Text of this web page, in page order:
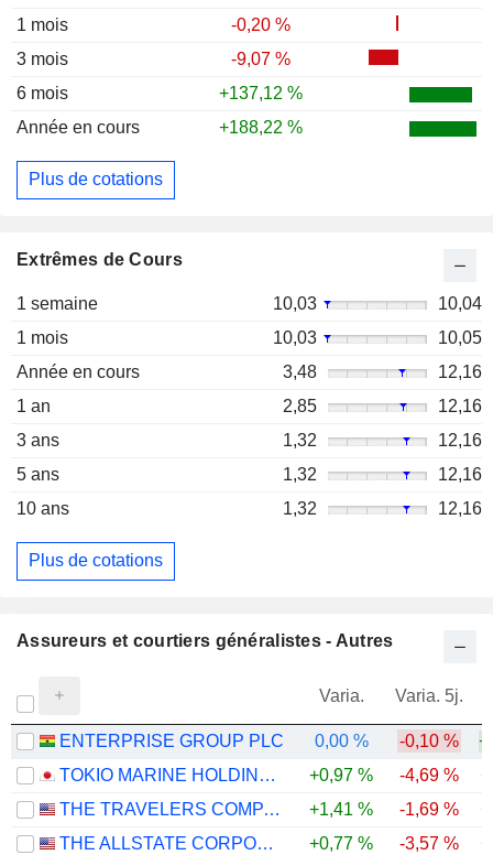
1 mois
-0,20 %
3 mois
-9,07 %
6 mois
+137,12 %
Année en cours
+188,22 %
Plus de cotations
Extrêmes de Cours
1 semaine 10,03
10,04
1 mois
10,03
10,05
Année en cours
3,48
12,16
1 an
2,85
12,16
3 ans
1,32
12,16
5 ans
1,32
12,16
10 ans
1,32 12,16
Plus de cotations
Assureurs et courtiers généralistes - Autres
Varia. Varia. 5j.
ENTERPRISE GROUP PLC 0,00 % -0,10 %
TOKIO MARINE HOLDINGS, INC.
+0,97 % -4,69 %
THE TRAVELERS COMPANIES, INC.
+1,41 % -1,69 %
THE ALLSTATE CORPORATION
+0,77 % -3,57 %